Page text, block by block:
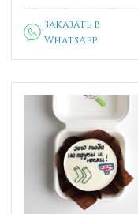
Заказать в
WhatsApp